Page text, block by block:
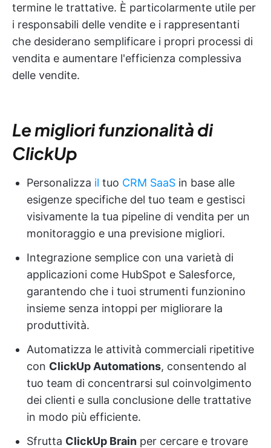
termine le trattative. È particolarmente utile per
i responsabili delle vendite e i rappresentanti
che desiderano semplificare i propri processi di
vendita e aumentare l'efficienza complessiva
delle vendite.
Le migliori funzionalità di
ClickUp
Personalizza il tuo CRM SaaS in base alle
esigenze specifiche del tuo team e gestisci
visivamente la tua pipeline di vendita per un
monitoraggio e una previsione migliori.
Integrazione semplice con una varietà di
applicazioni come HubSpot e Salesforce,
garantendo che i tuoi strumenti funzionino
insieme senza intoppi per migliorare la
produttività.
Automatizza le attività commerciali ripetitive
con ClickUp Automations, consentendo al
tuo team di concentrarsi sul coinvolgimento
dei clienti e sulla conclusione delle trattative
in modo più efficiente.
Sfrutta ClickUp Brain per cercare e trovare